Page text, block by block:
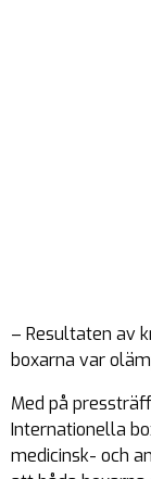
– Resultaten av
boxarna var
Med på
Internationella
medicinsk- och